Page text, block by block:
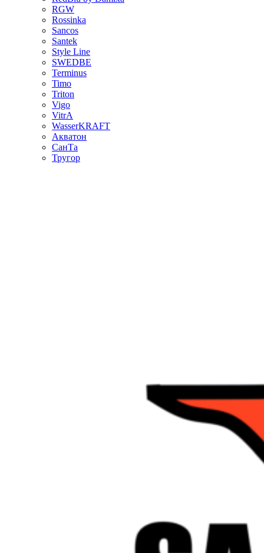
RGW
Rossinka
Sancos
Santek
Style Line
SWEDBE
Terminus
Timo
Triton
Vigo
VitrA
WasserKRAFT
Акватон
СанТа
Тругор